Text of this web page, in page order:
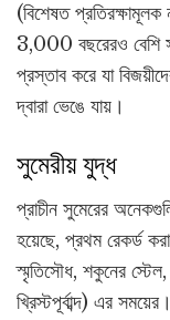
(বিশেষত
3,000 বছরেরও বেশি
প্রস্তাব করে যা
দ্বারা ভেঙে যায়।
সুমেরীয় যুদ্ধ
প্রাচীন সুমেরের
হয়েছে, প্রথম রেকর্ড
স্মৃতিসৌধ, শকুনের
খ্রিস্টপূর্বাব্দ) এর